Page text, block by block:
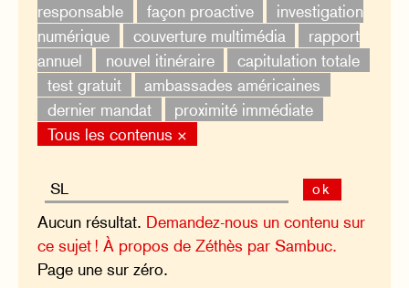
responsable
façon proactive
investigation
numérique
couverture multimédia
rapport
annuel
nouvel itinéraire
capitulation totale
test gratuit
ambassades américaines
dernier mandat
proximité immédiate
Tous les contenus ×
ok
Aucun résultat. Demandez-nous un contenu sur
ce sujet ! À propos de Zéthès par Sambuc.
Page une sur zéro.